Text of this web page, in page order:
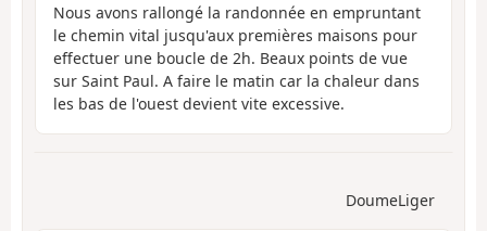
Nous avons rallongé la randonnée en empruntant
le chemin vital jusqu'aux premières maisons pour
effectuer une boucle de 2h. Beaux points de vue
sur Saint Paul. A faire le matin car la chaleur dans
les bas de l'ouest devient vite excessive.
DoumeLiger